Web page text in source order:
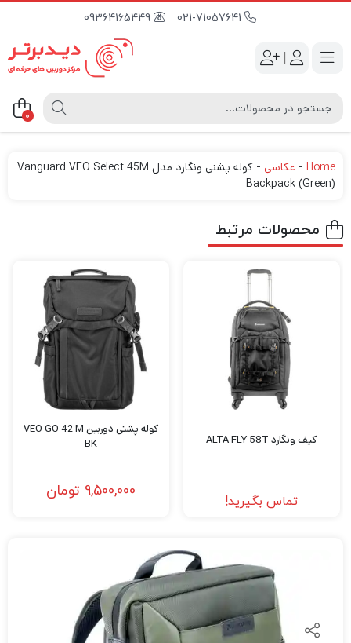
09364165449
|
0
Home
- عکاسی -
کوله پشنی ونگارد مدل Vanguard VEO Select 45M
Backpack (Green)
محصولات مرتبط
کیف ونگارد ALTA FLY 58T
تماس بگیرید!
کوله پشتی دوربین VEO GO 42 M
BK
9,500,000 تومان